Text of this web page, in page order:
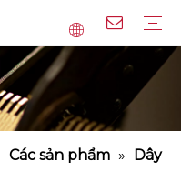
Các sản phẩm »
Dây